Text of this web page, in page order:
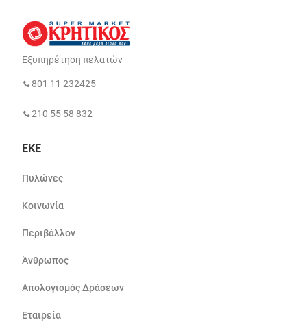
Εξυπηρέτηση πελατών
801 11 232425
210 55 58 832
ΕΚΕ
Πυλώνες
Κοινωνία
Περιβάλλον
Άνθρωπος
Απολογισμός Δράσεων
Εταιρεία